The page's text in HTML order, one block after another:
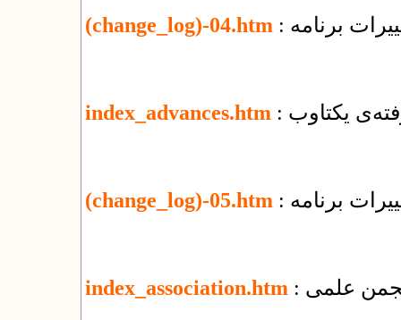
(change_log)-04.htm برنامه
index_advances.htm یکتاوب
(change_log)-05.htm برنامه
index_association.htm علمی